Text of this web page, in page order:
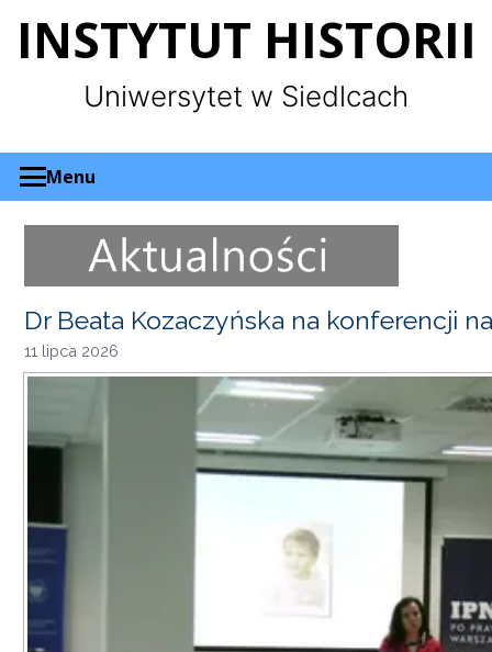
INSTYTUT HISTORII
Uniwersytet w Siedlcach
Menu
Dr Beata Kozaczyńska na konferencji
11 lipca 2026